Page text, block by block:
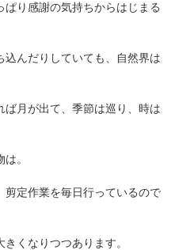
り感謝の気持ちからはじまる
んだりしていても、自然界は
月が出て、季節は巡り、時は
。
定作業を毎日行っているので
くなりつつあります。